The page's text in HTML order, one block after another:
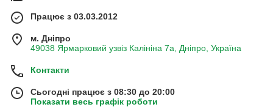
Працює з 03.03.2012
м. Дніпро
49038 Ярмарковий узвіз Калініна 7а, Дніпро, Україна
Контакти
Сьогодні працює з 08:30 до 20:00
Показати весь графік роботи